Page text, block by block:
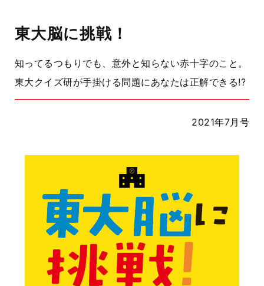
東大脳に挑戦！
知ってるつもりでも、意外と知らない赤十字のこと。
東大クイズ研が手掛ける問題にあなたは正解できる!?
2021年7月号